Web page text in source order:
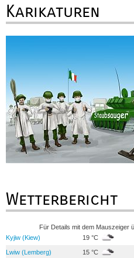
Karikaturen
Wetterbericht
Für Details mit dem Mauszeiger
Kyjiw (Kiew)
19 °C
Lwiw (Lemberg) 15 °C